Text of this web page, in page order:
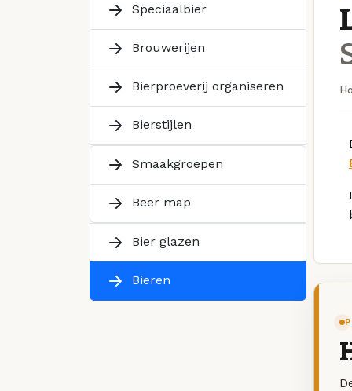
Speciaalbier
Brouwerijen
Bierproeverij organiseren
Bierstijlen
Smaakgroepen
Beer map
Bier glazen
Bieren